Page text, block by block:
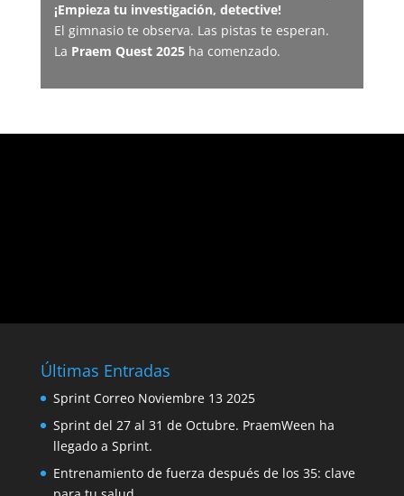
¡Empieza tu investigación, detective!
El gimnasio te observa. Las pistas te esperan.
La Praem Quest 2025ha comenzado.
Últimas Entradas
Sprint Correo Noviembre 13 2025
Sprint del 27 al 31 de Octubre. PraemWeen ha
llegado a Sprint.
Entrenamiento de fuerza después de los 35: clave